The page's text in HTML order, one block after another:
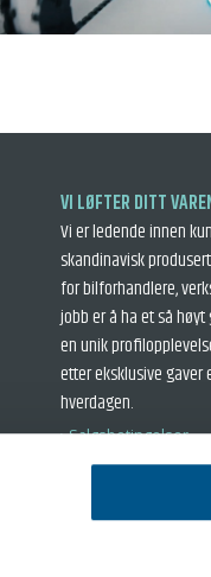
VI LØFTER DITT
Vi er ledende innen
skandinavisk
for bilforhandlere,
jobb er å ha et så
en unik
etter eksklusive gaver
hverdagen.
› Salgsbetingelser